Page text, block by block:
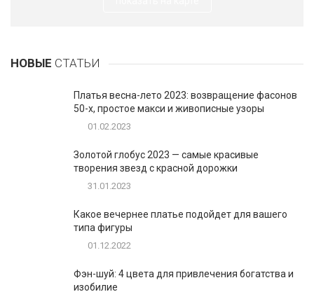
НОВЫЕ СТАТЬИ
Платья весна-лето 2023: возвращение фасонов
50-х, простое макси и живописные узоры
01.02.2023
Золотой глобус 2023 — самые красивые
творения звезд с красной дорожки
31.01.2023
Какое вечернее платье подойдет для вашего
типа фигуры
01.12.2022
Фэн-шуй: 4 цвета для привлечения богатства и
изобилие